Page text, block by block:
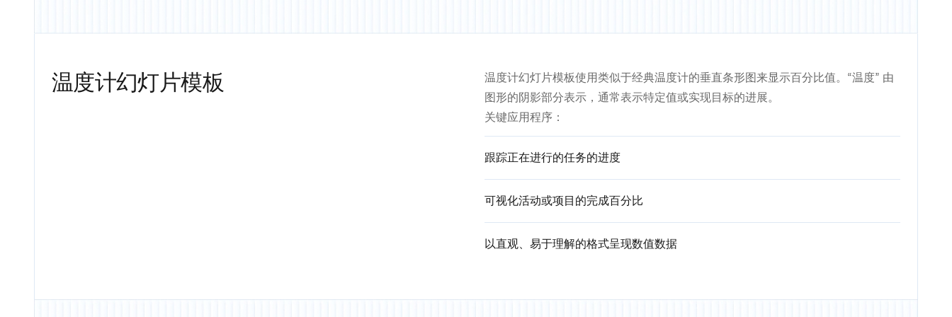
温度计幻灯片模板
温度计幻灯片模板使用类似于经典温度计的垂直条形图来显示百分比值。“温度” 由
图形的阴影部分表示，通常表示特定值或实现目标的进展。
关键应用程序：
跟踪正在进行的任务的进度
可视化活动或项目的完成百分比
以直观、易于理解的格式呈现数值数据